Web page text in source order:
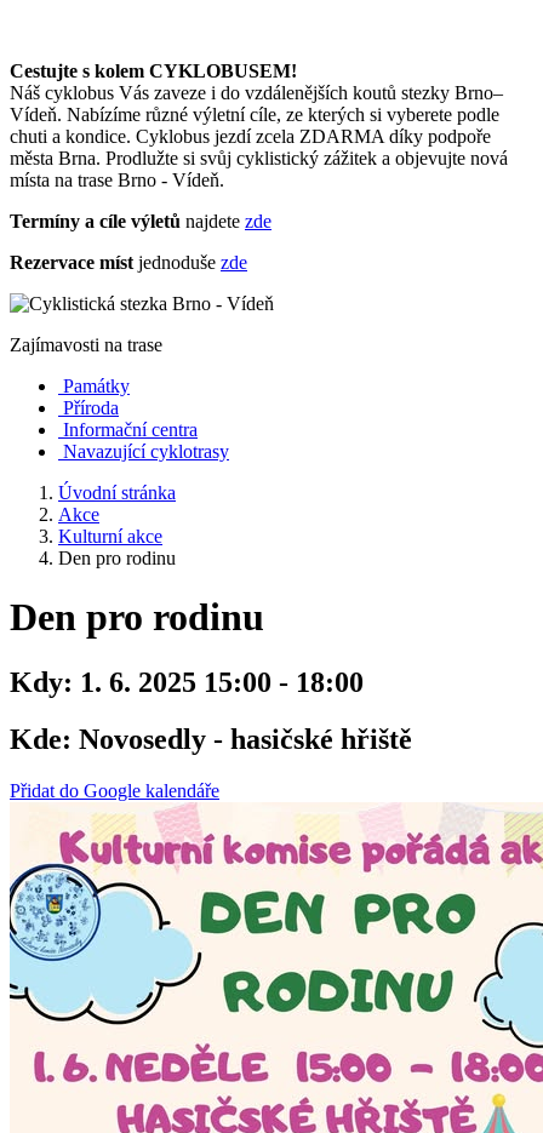
Cestujte s kolem CYKLOBUSEM!
Náš cyklobus Vás zaveze i do vzdálenějších koutů stezky Brno–
Vídeň. Nabízíme různé výletní cíle, ze kterých si vyberete podle
chuti a kondice. Cyklobus jezdí zcela ZDARMA díky podpoře
města Brna. Prodlužte si svůj cyklistický zážitek a objevujte nová
místa na trase Brno - Vídeň.
Termíny a cíle výletů najdete zde
Rezervace míst jednoduše zde
Zajímavosti na trase
Památky
Příroda
Informační centra
Navazující cyklotrasy
Úvodní stránka
Akce
Kulturní akce
Den pro rodinu
Den pro rodinu
Kdy: 1. 6. 2025 15:00 - 18:00
Kde: Novosedly - hasičské hřiště
Přidat do Google kalendáře